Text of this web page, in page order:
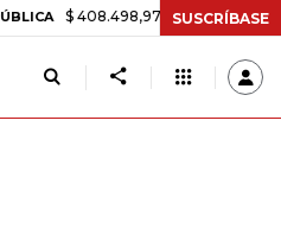
$ 408.498,97 +$ 8.753,81 +2,19%
SUSCRÍBASE